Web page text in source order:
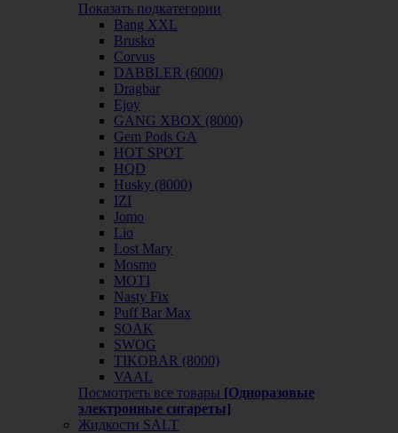
Показать подкатегории
Bang XXL
Brusko
Corvus
DABBLER (6000)
Dragbar
Ejoy
GANG XBOX (8000)
Gem Pods GA
HOT SPOT
HQD
Husky (8000)
IZI
Jomo
Lio
Lost Mary
Mosmo
MOTI
Nasty Fix
Puff Bar Max
SOAK
SWOG
TIKOBAR (8000)
VAAL
Посмотреть все товары [Одноразовые
электронные сигареты]
Жидкости SALT